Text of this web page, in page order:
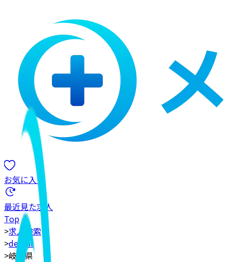
お気に入り
最近見た求人
Top
>求人検索
>dental
>岐阜県